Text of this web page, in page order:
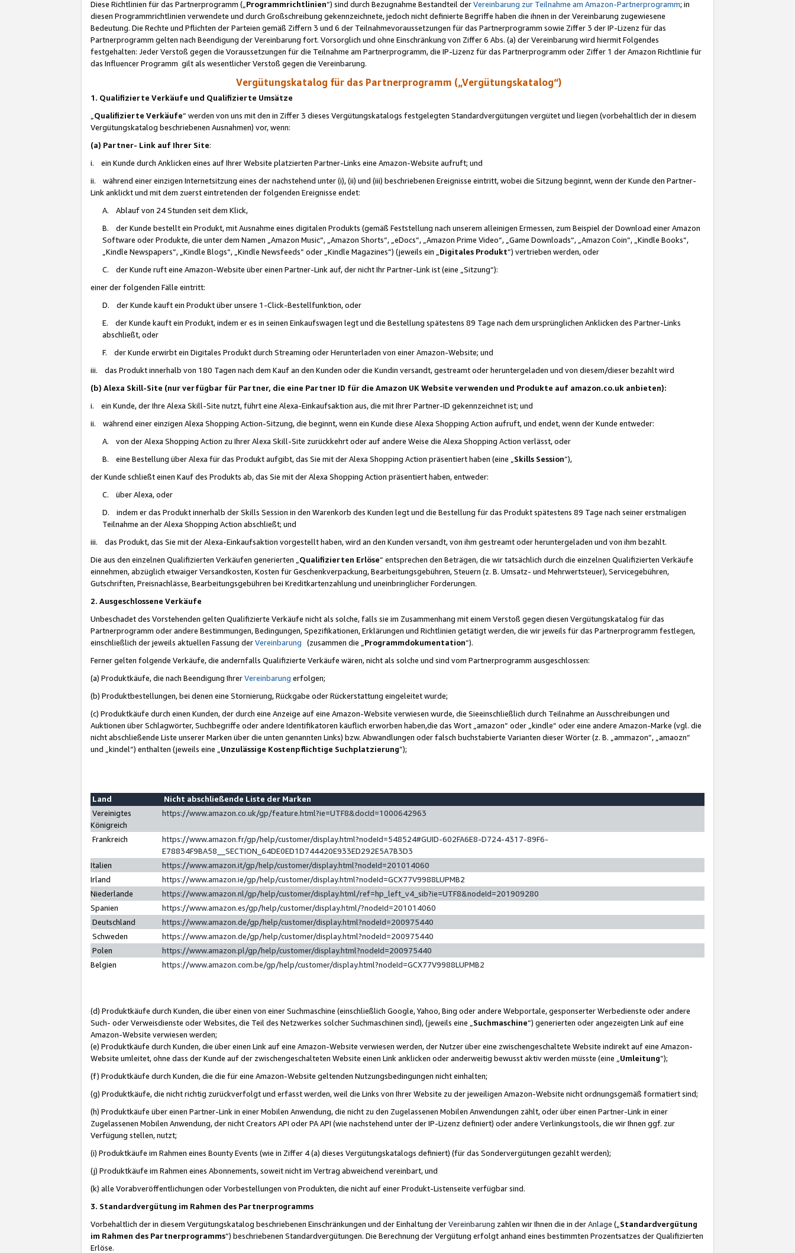
Diese Richtlinien für das Partnerprogramm („Programmrichtlinien“) sind durch Bezugnahme Bestandteil derVereinbarung zur Teilnahme am Amazon-Partnerprogramm; in
diesen Programmrichtlinien verwendete und durch Großschreibung gekennzeichnete, jedoch nicht definierte Begriffe haben die ihnen in der Vereinbarung zugewiesene
Bedeutung. Die Rechte und Pflichten der Parteien gemäß Ziffern 3 und 6 der Teilnahmevoraussetzungen für das Partnerprogramm sowie Ziffer 3 der IP-Lizenz für das
Partnerprogramm gelten nach Beendigung der Vereinbarung fort. Vorsorglich und ohne Einschränkung von Ziffer 6 Abs. (a) der Vereinbarung wird hiermit Folgendes
festgehalten: Jeder Verstoß gegen die Voraussetzungen für die Teilnahme am Partnerprogramm, die IP-Lizenz für das Partnerprogramm oder Ziffer 1 der Amazon Richtlinie für
das Influencer Programm gilt als wesentlicher Verstoß gegen die Vereinbarung.
Vergütungskatalog für das Partnerprogramm („Vergütungskatalog“)
1. Qualifizierte Verkäufe und Qualifizierte Umsätze
Qualifizierte Verkäufe“ werden von uns mit den in Ziffer 3 dieses Vergütungskatalogs festgelegten Standardvergütungen vergütet und liegen (vorbehaltlich der in diesem
Vergütungskatalog beschriebenen Ausnahmen) vor, wenn:
(a) Partner- Link auf Ihrer Site:
i. ein Kunde durch Anklicken eines auf Ihrer Website platzierten Partner-Links eine Amazon-Website aufruft; und
ii. während einer einzigen Internetsitzung eines der nachstehend unter (i), (ii) und (iii) beschriebenen Ereignisse eintritt, wobei die Sitzung beginnt, wenn der Kunde den Partner-
Link anklickt und mit dem zuerst eintretenden der folgenden Ereignisse endet:
A. Ablauf von 24 Stunden seit dem Klick,
B. der Kunde bestellt ein Produkt, mit Ausnahme eines digitalen Produkts (gemäß Feststellung nach unserem alleinigen Ermessen, zum Beispiel der Download einer Amazon
Software oder Produkte, die unter dem Namen „Amazon Music“, „Amazon Shorts“, „eDocs“, „Amazon Prime Video“, „Game Downloads“, „Amazon Coin“, „Kindle Books“,
„Kindle Newspapers“, „Kindle Blogs“, „Kindle Newsfeeds“ oder „Kindle Magazines“) (jeweils ein „ Digitales Produkt“) vertrieben werden, oder
C. der Kunde ruft eine Amazon-Website über einen Partner-Link auf, der nicht Ihr Partner-Link ist (eine „Sitzung“):
einer der folgenden Fälle eintritt:
D. der Kunde kauft ein Produkt über unsere 1-Click-Bestellfunktion, oder
E. der Kunde kauft ein Produkt, indem er es in seinen Einkaufswagen legt und die Bestellung spätestens 89 Tage nach dem ursprünglichen Anklicken des Partner-Links
abschließt, oder
F. der Kunde erwirbt ein Digitales Produkt durch Streaming oder Herunterladen von einer Amazon-Website; und
iii. das Produkt innerhalb von 180 Tagen nach dem Kauf an den Kunden oder die Kundin versandt, gestreamt oder heruntergeladen und von diesem/dieser bezahlt wird
(b) Alexa Skill-Site (nur verfügbar für Partner, die eine Partner ID für die Amazon UK Website verwenden und Produkte auf amazon.co.uk anbieten):
i. ein Kunde, der Ihre Alexa Skill-Site nutzt, führt eine Alexa-Einkaufsaktion aus, die mit Ihrer Partner-ID gekennzeichnet ist; und
ii. während einer einzigen Alexa Shopping Action-Sitzung, die beginnt, wenn ein Kunde diese Alexa Shopping Action aufruft, und endet, wenn der Kunde entweder:
A. von der Alexa Shopping Action zu Ihrer Alexa Skill-Site zurückkehrt oder auf andere Weise die Alexa Shopping Action verlässt, oder
B. eine Bestellung über Alexa für das Produkt aufgibt, das Sie mit der Alexa Shopping Action präsentiert haben (eine „ Skills Session“),
der Kunde schließt einen Kauf des Produkts ab, das Sie mit der Alexa Shopping Action präsentiert haben, entweder:
C. über Alexa, oder
D. indem er das Produkt innerhalb der Skills Session in den Warenkorb des Kunden legt und die Bestellung für das Produkt spätestens 89 Tage nach seiner erstmaligen
Teilnahme an der Alexa Shopping Action abschließt; und
iii. das Produkt, das Sie mit der Alexa-Einkaufsaktion vorgestellt haben, wird an den Kunden versandt, von ihm gestreamt oder heruntergeladen und von ihm bezahlt.
Die aus den einzelnen Qualifizierten Verkäufen generierten „ Qualifizierten Erlöse“ entsprechen den Beträgen, die wir tatsächlich durch die einzelnen Qualifizierten Verkäufe
einnehmen, abzüglich etwaiger Versandkosten, Kosten für Geschenkverpackung, Bearbeitungsgebühren, Steuern (z. B. Umsatz- und Mehrwertsteuer), Servicegebühren,
Gutschriften, Preisnachlässe, Bearbeitungsgebühren bei Kreditkartenzahlung und uneinbringlicher Forderungen.
2. Ausgeschlossene Verkäufe
Unbeschadet des Vorstehenden gelten Qualifizierte Verkäufe nicht als solche, falls sie im Zusammenhang mit einem Verstoß gegen diesen Vergütungskatalog für das
Partnerprogramm oder andere Bestimmungen, Bedingungen, Spezifikationen, Erklärungen und Richtlinien getätigt werden, die wir jeweils für das Partnerprogramm festlegen,
einschließlich der jeweils aktuellen Fassung derVereinbarung (zusammen die „ Programmdokumentation“).
Ferner gelten folgende Verkäufe, die andernfalls Qualifizierte Verkäufe wären, nicht als solche und sind vom Partnerprogramm ausgeschlossen:
(a) Produktkäufe, die nach Beendigung IhrerVereinbarung erfolgen;
(b) Produktbestellungen, bei denen eine Stornierung, Rückgabe oder Rückerstattung eingeleitet wurde;
(c) Produktkäufe durch einen Kunden, der durch eine Anzeige auf eine Amazon-Website verwiesen wurde, die Sieeinschließlich durch Teilnahme an Ausschreibungen und
Auktionen über Schlagwörter, Suchbegriffe oder andere Identifikatoren käuflich erworben haben,die das Wort „amazon“ oder „kindle“ oder eine andere Amazon-Marke (vgl. die
nicht abschließende Liste unserer Marken über die unten genannten Links) bzw. Abwandlungen oder falsch buchstabierte Varianten dieser Wörter (z. B. „ammazon“, „amaozn“
und „kindel“) enthalten (jeweils eine „ Unzulässige Kostenpflichtige Suchplatzierung”);
Land
Nicht abschließende Liste der Marken
Vereinigtes
Königreich
https://www.amazon.co.uk/gp/feature.html?ie=UTF8&docId=1000642963
Frankreich
https://www.amazon.fr/gp/help/customer/display.html?nodeId=548524#GUID-602FA6E8-D724-4317-89F6-
E78834F9BA58__SECTION_64DE0ED1D744420E933ED292E5A7B3D3
Italien
https://www.amazon.it/gp/help/customer/display.html?nodeId=201014060
Irland
https://www.amazon.ie/gp/help/customer/display.html?nodeId=GCX77V9988LUPMB2
Niederlande
https://www.amazon.nl/gp/help/customer/display.html/ref=hp_left_v4_sib?ie=UTF8&nodeId=201909280
Spanien
https://www.amazon.es/gp/help/customer/display.html/?nodeId=201014060
Deutschland
https://www.amazon.de/gp/help/customer/display.html?nodeId=200975440
Schweden
https://www.amazon.de/gp/help/customer/display.html?nodeId=200975440
Polen
https://www.amazon.pl/gp/help/customer/display.html?nodeId=200975440
Belgien
https://www.amazon.com.be/gp/help/customer/display.html?nodeId=GCX77V9988LUPMB2
(d) Produktkäufe durch Kunden, die über einen von einer Suchmaschine (einschließlich Google, Yahoo, Bing oder andere Webportale, gesponserter Werbedienste oder andere
Such- oder Verweisdienste oder Websites, die Teil des Netzwerkes solcher Suchmaschinen sind), (jeweils eine „ Suchmaschine“) generierten oder angezeigten Link auf eine
Amazon-Website verwiesen werden;
(e) Produktkäufe durch Kunden, die über einen Link auf eine Amazon-Website verwiesen werden, der Nutzer über eine zwischengeschaltete Website indirekt auf eine Amazon-
Website umleitet, ohne dass der Kunde auf der zwischengeschalteten Website einen Link anklicken oder anderweitig bewusst aktiv werden müsste (eine „ Umleitung“);
(f) Produktkäufe durch Kunden, die die für eine Amazon-Website geltenden Nutzungsbedingungen nicht einhalten;
(g) Produktkäufe, die nicht richtig zurückverfolgt und erfasst werden, weil die Links von Ihrer Website zu der jeweiligen Amazon-Website nicht ordnungsgemäß formatiert sind;
(h) Produktkäufe über einen Partner-Link in einer Mobilen Anwendung, die nicht zu den Zugelassenen Mobilen Anwendungen zählt, oder über einen Partner-Link in einer
Zugelassenen Mobilen Anwendung, der nicht Creators API oder PA API (wie nachstehend unter der IP-Lizenz definiert) oder andere Verlinkungstools, die wir Ihnen ggf. zur
Verfügung stellen, nutzt;
(i) Produktkäufe im Rahmen eines Bounty Events (wie in Ziffer 4 (a) dieses Vergütungskatalogs definiert) (für das Sondervergütungen gezahlt werden);
(j) Produktkäufe im Rahmen eines Abonnements, soweit nicht im Vertrag abweichend vereinbart, und
(k) alle Vorabveröffentlichungen oder Vorbestellungen von Produkten, die nicht auf einer Produkt-Listenseite verfügbar sind.
3. Standardvergütung im Rahmen des Partnerprogramms
Vorbehaltlich der in diesem Vergütungskatalog beschriebenen Einschränkungen und der Einhaltung derVereinbarung zahlen wir Ihnen die in derAnlage („ Standardvergütung
im Rahmen des Partnerprogramms“) beschriebenen Standardvergütungen. Die Berechnung der Vergütung erfolgt anhand eines bestimmten Prozentsatzes der Qualifizierten
Erlöse.